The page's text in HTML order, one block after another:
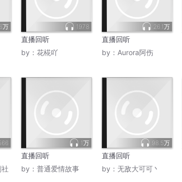
万 1978
直播回听
by： 花椛吖
26.1万
直播回听
by： Aurora阿伤
1万
直播回听
by： 普通爱情故事
98.5万
直播回听
by： 无敌大可可丶